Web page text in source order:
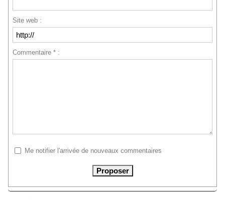
Site web :
Commentaire * :
Me notifier l'arrivée de nouveaux commentaires